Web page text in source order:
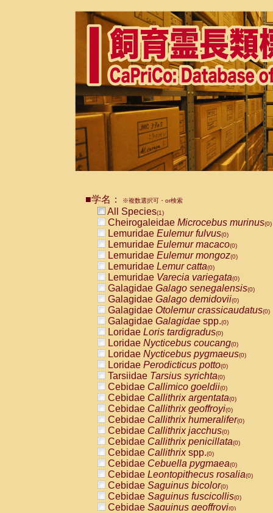
■学名： ※複数選択可・or検索
All Species(1)
Cheirogaleidae Microcebus murinus(0)
Lemuridae Eulemur fulvus(0)
Lemuridae Eulemur macaco(0)
Lemuridae Eulemur mongoz(0)
Lemuridae Lemur catta(0)
Lemuridae Varecia variegata(0)
Galagidae Galago senegalensis(0)
Galagidae Galago demidovii(0)
Galagidae Otolemur crassicaudatus(0)
Galagidae Galagidae spp.(0)
Loridae Loris tardigradus(0)
Loridae Nycticebus coucang(0)
Loridae Nycticebus pygmaeus(0)
Loridae Perodicticus potto(0)
Tarsiidae Tarsius syrichta(0)
Cebidae Callimico goeldii(0)
Cebidae Callithrix argentata(0)
Cebidae Callithrix geoffroyi(0)
Cebidae Callithrix humeralifer(0)
Cebidae Callithrix jacchus(0)
Cebidae Callithrix penicillata(0)
Cebidae Callithrixspp.(0)
Cebidae Cebuella pygmaea(0)
Cebidae Leontopithecus rosalia(0)
Cebidae Saguinus bicolor(0)
Cebidae Saguinus fuscicollis(0)
Cebidae Saguinus geoffroyi(0)